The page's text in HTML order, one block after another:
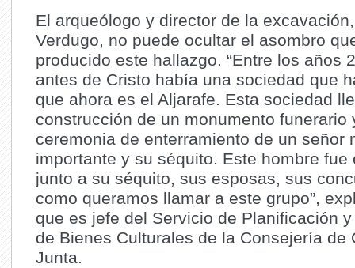
El arqueólogo y director de la
Verdugo, no puede ocultar el asombro
producido este hallazgo. “Entre los años
antes de Cristo había una sociedad que
que ahora es el Aljarafe. Esta sociedad
construcción de un monumento funerario
ceremonia de enterramiento de un señor
importante y su séquito. Este hombre fue
junto a su séquito, sus esposas, sus
como queramos llamar a este grupo”,
que es jefe del Servicio de Planificación
de Bienes Culturales de la Consejería de
Junta.